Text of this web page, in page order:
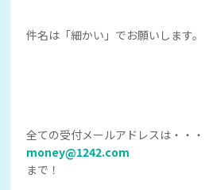
件名は「細かい」でお願いします。
全ての受付メールアドレスは・・・
money@1242.com
まで！